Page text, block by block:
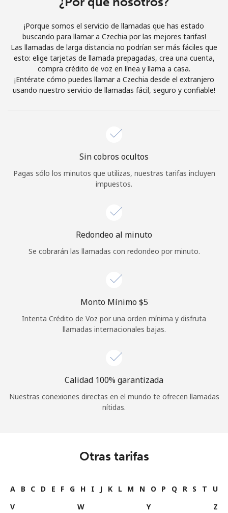
o
Continuar con
¡Porque somos el servicio de llamadas que has estado
buscando para llamar a Czechia por las mejores tarifas!
Las llamadas de larga distancia no podrían ser más fáciles que
esto: elige tarjetas de llamada prepagadas, crea una cuenta,
compra crédito de voz en línea y llama a casa.
¡Entérate cómo puedes llamar a Czechia desde el extranjero
usando nuestro servicio de llamadas fácil, seguro y confiable!
Sin cobros ocultos
Pagas sólo los minutos que utilizas, nuestras tarifas incluyen
impuestos.
Redondeo al minuto
Se cobrarán las llamadas con redondeo por minuto.
Monto Mínimo ⁦$5⁩
Intenta Crédito de Voz por una orden mínima y disfruta
llamadas internacionales bajas.
Calidad 100% garantizada
Nuestras conexiones directas en el mundo te ofrecen llamadas
nítidas.
Otras tarifas
A B C D E F G H I J K L M N O P Q R S T
U
V
W Y Z